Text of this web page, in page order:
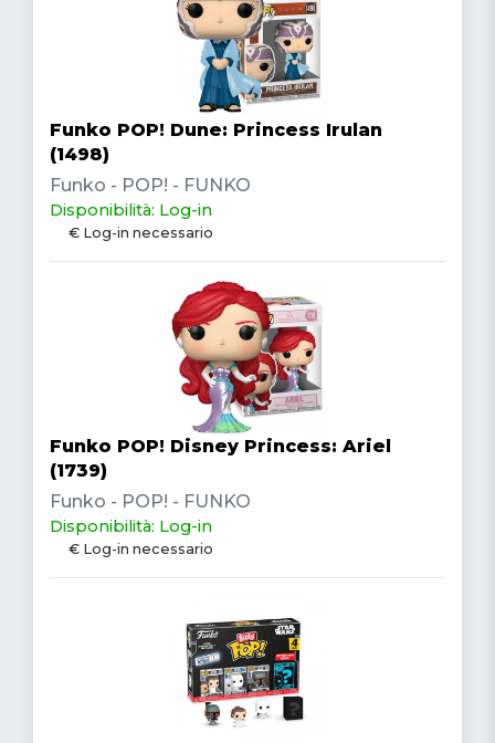
Funko POP! Dune: Princess Irulan
(1498)
Funko - POP! - FUNKO
Disponibilità: Log-in
€ Log-in necessario
Funko POP! Disney Princess: Ariel
(1739)
Funko - POP! - FUNKO
Disponibilità: Log-in
€ Log-in necessario